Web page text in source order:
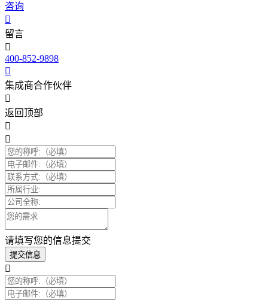
咨询
留言
400-852-9898
集成商合作伙伴
返回顶部
请填写您的信息提交
提交信息